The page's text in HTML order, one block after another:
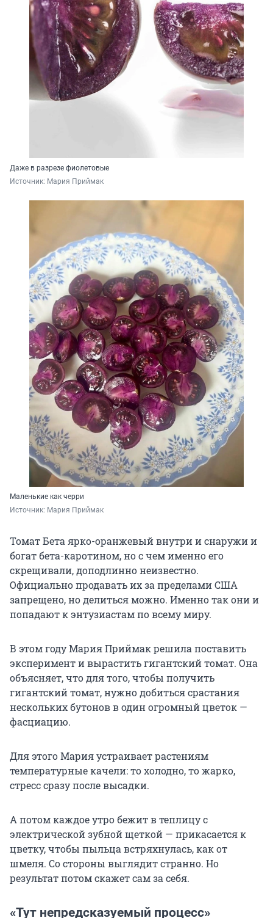
Даже в разрезе фиолетовые
Источник: Мария Приймак
Маленькие как черри
Источник: Мария Приймак
Томат Бета ярко-оранжевый внутри и снаружи и
богат бета-каротином, но с чем именно его
скрещивали, доподлинно неизвестно.
Официально продавать их за пределами США
запрещено, но делиться можно. Именно так они и
попадают к энтузиастам по всему миру.
В этом году Мария Приймак решила поставить
эксперимент и вырастить гигантский томат. Она
объясняет, что для того, чтобы получить
гигантский томат, нужно добиться срастания
нескольких бутонов в один огромный цветок —
фасциацию.
Для этого Мария устраивает растениям
температурные качели: то холодно, то жарко,
стресс сразу после высадки.
А потом каждое утро бежит в теплицу с
электрической зубной щеткой — прикасается к
цветку, чтобы пыльца встряхнулась, как от
шмеля. Со стороны выглядит странно. Но
результат потом скажет сам за себя.
«Тут непредсказуемый процесс»